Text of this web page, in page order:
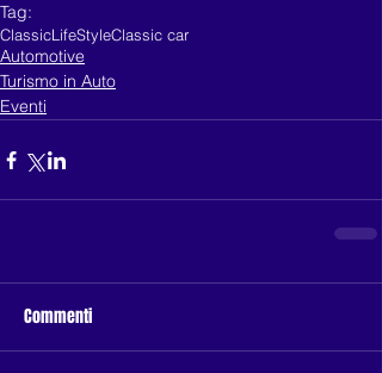
Tag:
ClassicLifeStyleClassic car
Automotive
Turismo in Auto
Eventi
Commenti